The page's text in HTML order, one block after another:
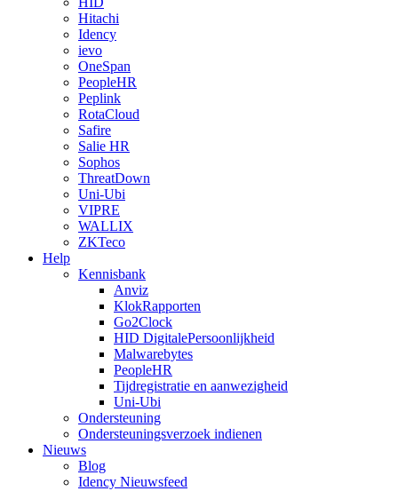
Hitachi
Idency
ievo
OneSpan
PeopleHR
Peplink
RotaCloud
Safire
Salie HR
Sophos
ThreatDown
Uni-Ubi
VIPRE
WALLIX
ZKTeco
Help
Kennisbank
Anviz
KlokRapporten
Go2Clock
HID DigitalePersoonlijkheid
Malwarebytes
PeopleHR
Tijdregistratie en aanwezigheid
Uni-Ubi
Ondersteuning
Ondersteuningsverzoek indienen
Nieuws
Blog
Idency Nieuwsfeed